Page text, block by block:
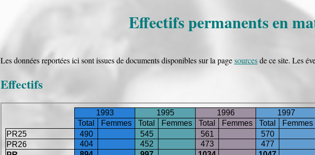
Effectifs permanents en
Les données reportées ici sont issues de documents disponibles sur la pagesourcesde ce site. Les
Effectifs